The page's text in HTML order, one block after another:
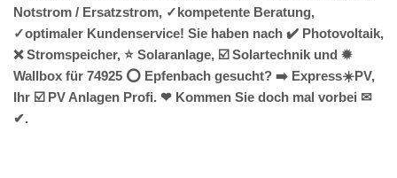
Notstrom / Ersatzstrom, ✓kompetente Beratung,
✓optimaler Kundenservice! Sie haben nach ✔️ Photovoltaik,
❌ Stromspeicher, ⭐ Solaranlage, ☑️ Solartechnik und ✹
Wallbox für 74925 ⭕ Epfenbach gesucht? ➡️ Express☀️PV️,
Ihr ☑️ PV Anlagen Profi. ❤ Kommen Sie doch mal vorbei ✉
✔.